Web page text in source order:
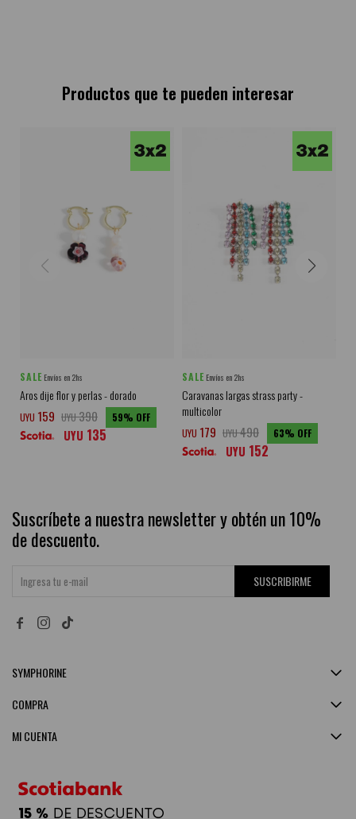
Productos que te pueden interesar
SALE Envíos en 2hs
Aros dije flor y perlas - dorado
UYU 159 UYU390 59
UYU 135
SALE Envíos en 2hs
Caravanas largas strass party -
multicolor
UYU 179 UYU490 63
UYU 152
Suscríbete a nuestra newsletter y obtén un 10%
de descuento.
SUSCRIBIRME
 
SYMPHORINE
MI CUENTA
COMPRA